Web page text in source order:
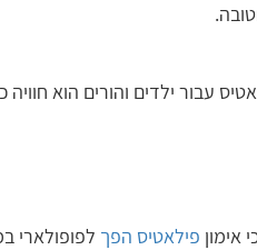
עבור ילדים והורים הוא חוויה
אימון פילאטיס הפך לפופולארי